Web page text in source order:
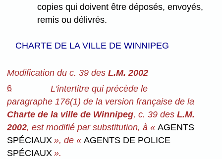
copies qui doivent être déposés, envoyés,
remis ou délivrés.
CHARTE DE LA VILLE DE WINNIPEG
Modification du c. 39 des L.M. 2002
6
L'intertitre qui précède le
paragraphe 176(1) de la version française de la
Charte de la ville de Winnipeg, c. 39 des L.M.
2002, est modifié par substitution, à «AGENTS
SPÉCIAUX», de « AGENTS DE POLICE
SPÉCIAUX».